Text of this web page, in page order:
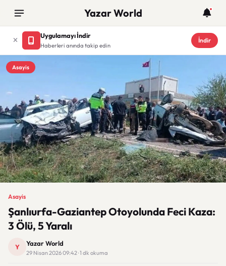
Yazar World
Uygulamayı İndir
Haberleri anında takip edin
İndir
Asayis
Asayis
Şanlıurfa-Gaziantep Otoyolunda Feci Kaza:
3 Ölü, 5 Yaralı
Y Yazar World
29 Nisan 2026 09:42 · 1 dk okuma